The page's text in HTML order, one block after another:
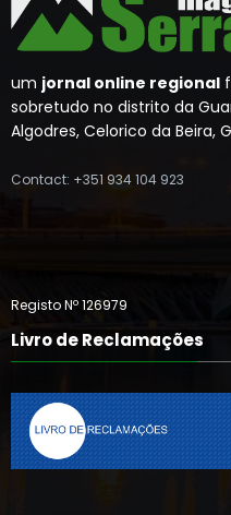
um jornal online regional
sobretudo no distrito da
Algodres, Celorico da Beira,
Contact: +351 934 104 923
Registo Nº 126979
Livro de Reclamações